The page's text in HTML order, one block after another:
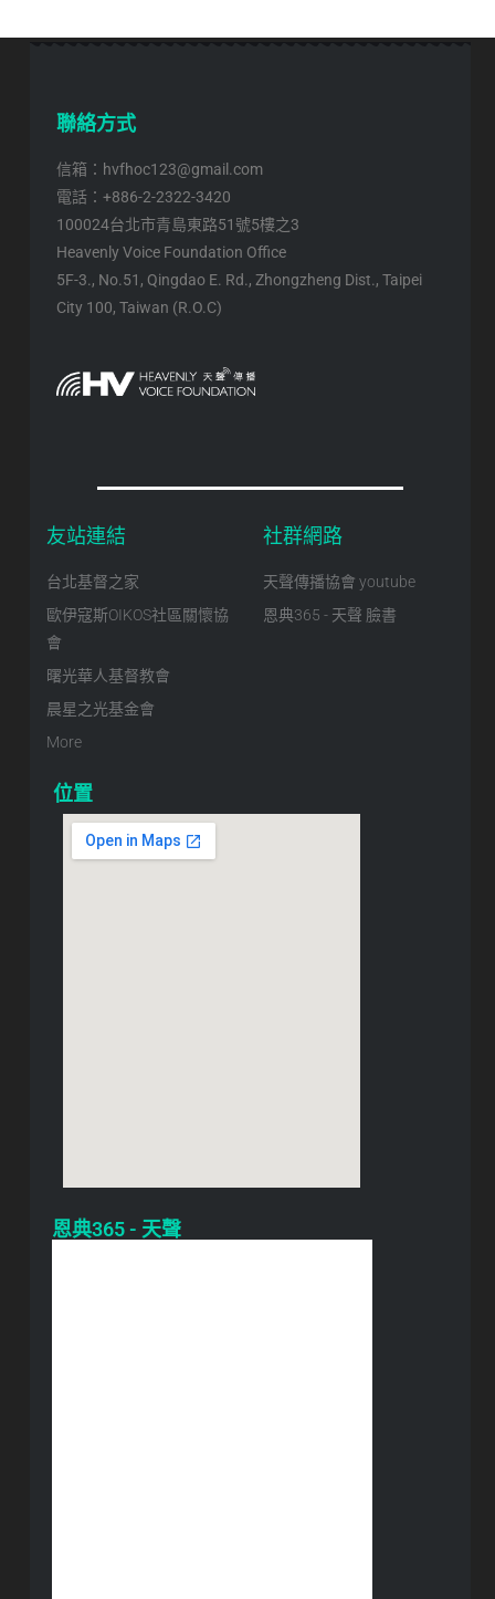
聯絡方式
信箱：hvfhoc123@gmail.com
電話：+886-2-2322-3420
100024台北市青島東路51號5樓之3
Heavenly Voice Foundation Office
5F-3., No.51, Qingdao E. Rd., Zhongzheng Dist., Taipei
City 100, Taiwan (R.O.C)
友站連結
台北基督之家
歐伊寇斯OIKOS社區關懷協
會
曙光華人基督教會
晨星之光基金會
More
社群網路
天聲傳播協會 youtube
恩典365 - 天聲 臉書
位置
恩典365 - 天聲